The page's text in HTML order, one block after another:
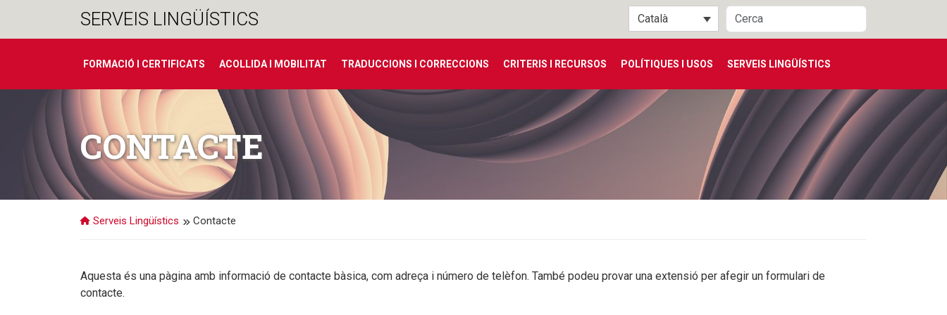
contingut
SERVEIS LINGÜÍSTICS Català
FORMACIÓ I CERTIFICATS ACOLLIDA I MOBILITAT TRADUCCIONS I CORRECCIONS CRITERIS I RECURSOS POLÍTIQUES I USOS SERVEIS LINGÜÍSTICS
CONTACTE
Serveis Lingüístics Contacte
Aquesta és una pàgina amb informació de contacte bàsica, com adreça i número de telèfon. També podeu provar una extensió per afegir un formulari de
contacte.